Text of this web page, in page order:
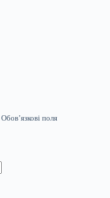
Обов’язкові поля